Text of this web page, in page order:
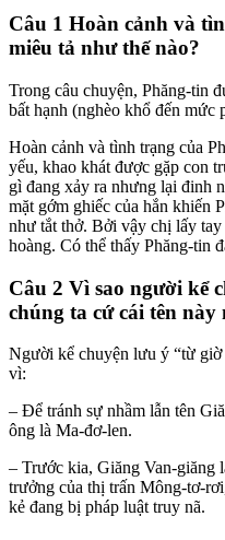
Câu 1 Hoàn cảnh và
miêu tả như thế nào?
Trong câu chuyện, Phăng-tin
bất hạnh (nghèo khổ đến mức
Hoàn cảnh và tình trạng của
yếu, khao khát được gặp con
gì đang xảy ra nhưng lại đinh
mặt gớm ghiếc của hắn khiến
như tắt thở. Bởi vậy chị lấy
hoàng. Có thể thấy Phăng-tin
Câu 2 Vì sao người kể
chúng ta cứ cái tên này
Người kể chuyện lưu ý “từ giờ
vì:
– Để tránh sự nhầm lẫn tên
ông là Ma-đơ-len.
– Trước kia, Giăng Van-giăng
trưởng của thị trấn Mông-tơ-
kẻ đang bị pháp luật truy nã.